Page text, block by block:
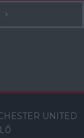
UNITED